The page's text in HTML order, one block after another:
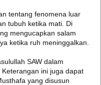
tentang fenomena luar
tubuh ketika mati. Di
mengucapkan salam
ketika ruh meninggalkan.
SAW dalam
ini juga dapat
yang disusun